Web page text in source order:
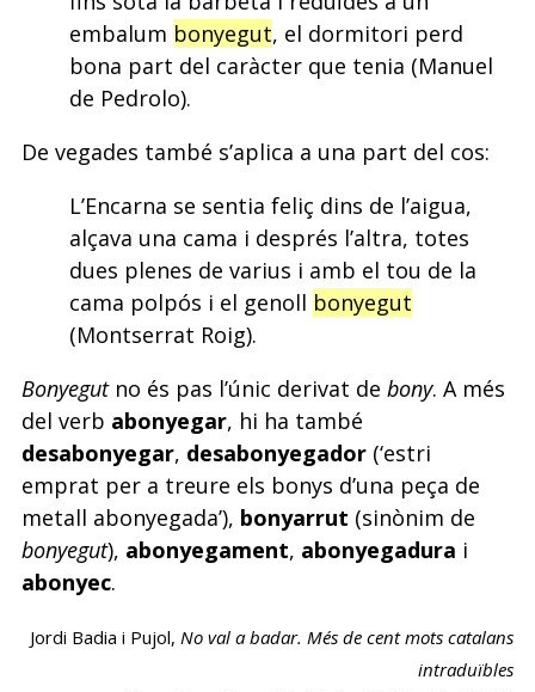
embalum bonyegut, el dormitori perd
bona part del caràcter que tenia (Manuel
de Pedrolo).
De vegades també s’aplica a una part del cos:
L’Encarna se sentia feliç dins de l’aigua,
alçava una cama i després l’altra, totes
dues plenes de varius i amb el tou de la
cama polpós i el genoll bonyegut
(Montserrat Roig).
Bonyegutno és pas l’únic derivat de bony. A més
del verb abonyegar, hi ha també
desabonyegar, desabonyegador(‘estri
emprat per a treure els bonys d’una peça de
metall abonyegada’), bonyarrut (sinònim de
bonyegut), abonyegament, abonyegadura i
abonyec.
Jordi Badia i Pujol,No val a badar. Més de cent mots catalans
intraduïbles